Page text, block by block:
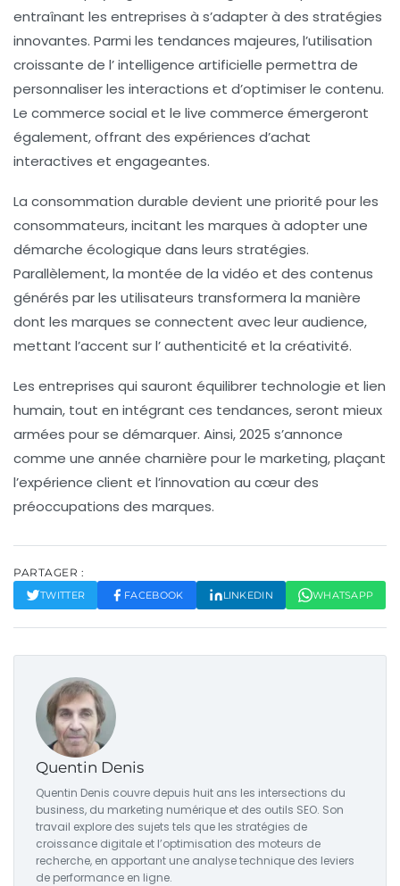
entraînant les entreprises à s’adapter à des stratégies
innovantes. Parmi les tendances majeures, l’utilisation
croissante de l’intelligence artificielle permettra de
personnaliser les interactions et d’optimiser le contenu.
Le commerce social et le live commerce émergeront
également, offrant des expériences d’achat
interactives et engageantes.
La consommation durable devient une priorité pour les
consommateurs, incitant les marques à adopter une
démarche écologique dans leurs stratégies.
Parallèlement, la montée de la vidéo et des contenus
générés par les utilisateurs transformera la manière
dont les marques se connectent avec leur audience,
mettant l’accent sur l’authenticité et la créativité.
Les entreprises qui sauront équilibrer technologie et lien
humain, tout en intégrant ces tendances, seront mieux
armées pour se démarquer. Ainsi, 2025 s’annonce
comme une année charnière pour le marketing, plaçant
l’expérience client et l’innovation au cœur des
préoccupations des marques.
PARTAGER :
TWITTER FACEBOOK LINKEDIN WHATSAPP
Quentin Denis
Quentin Denis couvre depuis huit ans les intersections du
business, du marketing numérique et des outils SEO. Son
travail explore des sujets tels que les stratégies de
croissance digitale et l’optimisation des moteurs de
recherche, en apportant une analyse technique des leviers
de performance en ligne.